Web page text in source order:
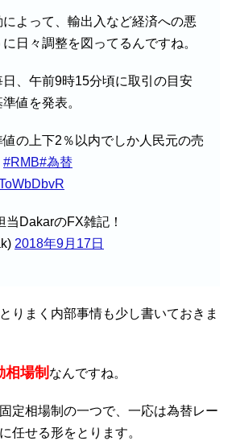
よって、輸出入など経済への悪
日々調整を図ってるんですね。
、午前9時15分頃に取引の目安
値を発表。
の上下2％以内でしか人民元の売
#RMB#為替
DakarのFX雑記！
2018年9月17日
りまく内部事情も少し書いておきま
相場制 なんですね。
定相場制の一つで、一応は為替レー
任せる形をとります。